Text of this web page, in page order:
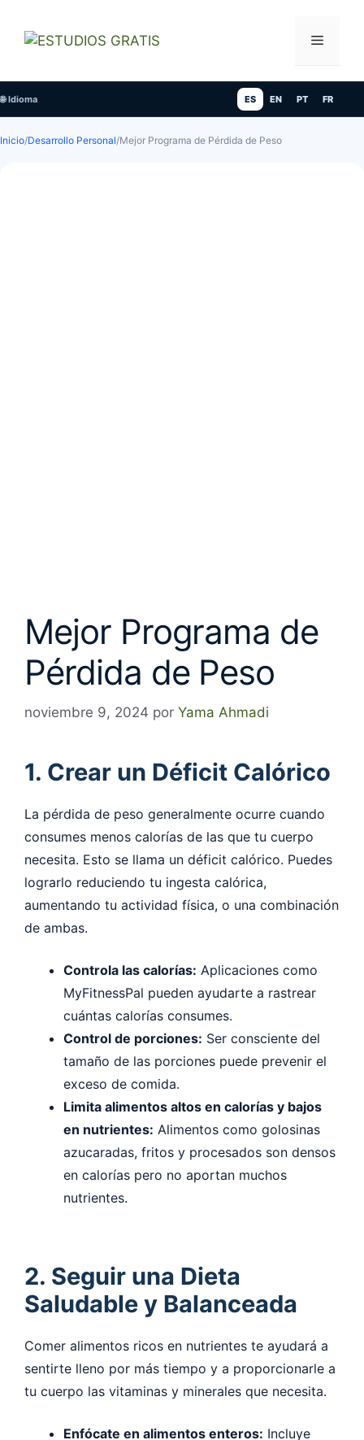
contenido
Menú
🌐 Idioma ES EN PT FR
Inicio/Desarrollo Personal/Mejor Programa de Pérdida de Peso
Mejor Programa de
Pérdida de Peso
noviembre 9, 2024 por Yama Ahmadi
1. Crear un Déficit Calórico
La pérdida de peso generalmente ocurre cuando
consumes menos calorías de las que tu cuerpo
necesita. Esto se llama un déficit calórico. Puedes
lograrlo reduciendo tu ingesta calórica,
aumentando tu actividad física, o una combinación
de ambas.
Controla las calorías: Aplicaciones como
MyFitnessPal pueden ayudarte a rastrear
cuántas calorías consumes.
Control de porciones: Ser consciente del
tamaño de las porciones puede prevenir el
exceso de comida.
Limita alimentos altos en calorías y bajos
en nutrientes: Alimentos como golosinas
azucaradas, fritos y procesados son densos
en calorías pero no aportan muchos
nutrientes.
2. Seguir una Dieta
Saludable y Balanceada
Comer alimentos ricos en nutrientes te ayudará a
sentirte lleno por más tiempo y a proporcionarle a
tu cuerpo las vitaminas y minerales que necesita.
Enfócate en alimentos enteros: Incluye